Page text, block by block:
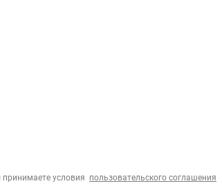
условия пользовательского соглашения